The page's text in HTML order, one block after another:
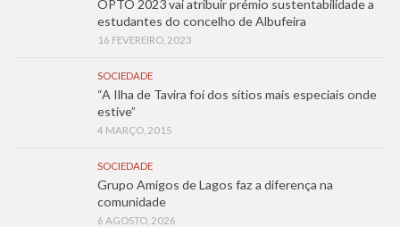
OPTO 2023 vai atribuir prémio sustentabilidade a
estudantes do concelho de Albufeira
16 FEVEREIRO, 2023
SOCIEDADE
“A Ilha de Tavira foi dos sítios mais especiais onde
estive”
4 MARÇO, 2015
SOCIEDADE
Grupo Amigos de Lagos faz a diferença na
comunidade
6 AGOSTO, 2026